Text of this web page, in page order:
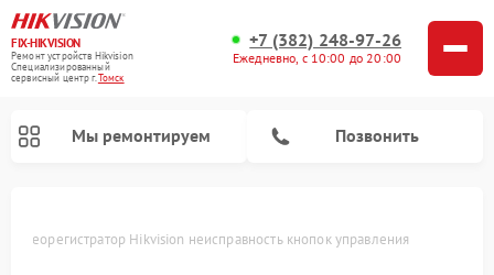
FIX-HIKVISION
Ремонт устройств Hikvision
Специализированный
cервисный центр г.Томск
+7 (382) 248-97-26
Ежедневно, с 10:00 до 20:00
Мы ремонтируем Позвонить
Видеорегистратор Hikvision неисправность кнопок управления